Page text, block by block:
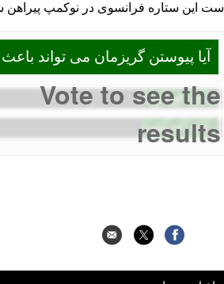
است این ستاره فرانسوی در نوکمپ پیراهن شماره 7 را
آیا پیوستن گریزمان می تواند
Vote to see the
results
31%
-
52 votes
32%
-
24 votes